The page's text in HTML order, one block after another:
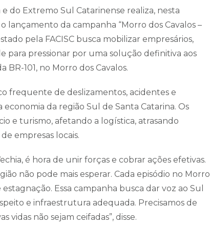
e do Extremo Sul Catarinense realiza, nesta
lançamento da campanha “Morro dos Cavalos –
pela FACISC busca mobilizar empresários,
para pressionar por uma solução definitiva aos
101, no Morro dos Cavalos.
frequente de deslizamentos, acidentes e
da região Sul de Santa Catarina. Os
e turismo, afetando a logística, atrasando
empresas locais.
é hora de unir forças e cobrar ações efetivas.
não pode mais esperar. Cada episódio no Morro
Essa campanha busca dar voz ao Sul
e infraestrutura adequada. Precisamos de
não sejam ceifadas”, disse.